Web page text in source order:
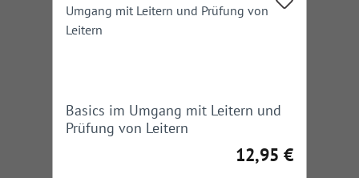
Basics im Umgang mit Leitern und
Prüfung von Leitern
Regulärer Preis:
12,95 €